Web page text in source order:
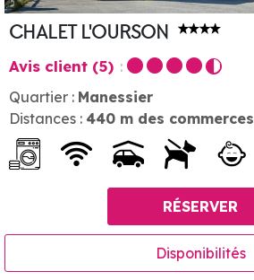
CHALET L'OURSON
Avis client (5)
Quartier : Manessier
Distances : 440 m des commerces
RÉSERVER
Disponibilités